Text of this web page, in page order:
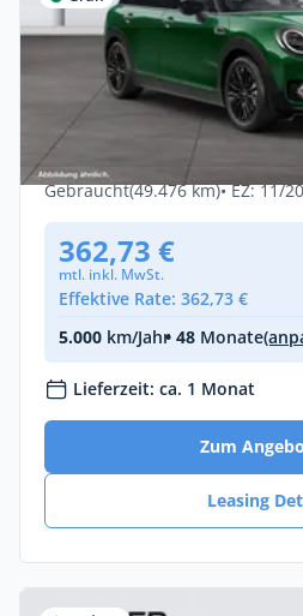
Privat & Gewerbe
MINI Cooper D Classic
Sitzhzg.
Automatik •
Gebraucht(49.476 km)• EZ: 11/
362,73 €
mtl. inkl. MwSt.
Effektive Rate: 362,73 €
5.000 km/Jahr• 48 Monate
Lieferzeit: ca. 1 Monat
Zum
Leasing